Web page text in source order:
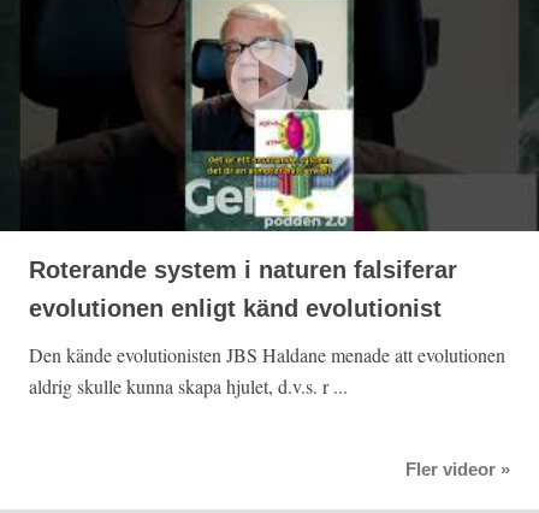
Roterande system i naturen falsiferar
evolutionen enligt känd evolutionist
Den kände evolutionisten JBS Haldane menade att evolutionen
aldrig skulle kunna skapa hjulet, d.v.s. r ...
Fler videor »